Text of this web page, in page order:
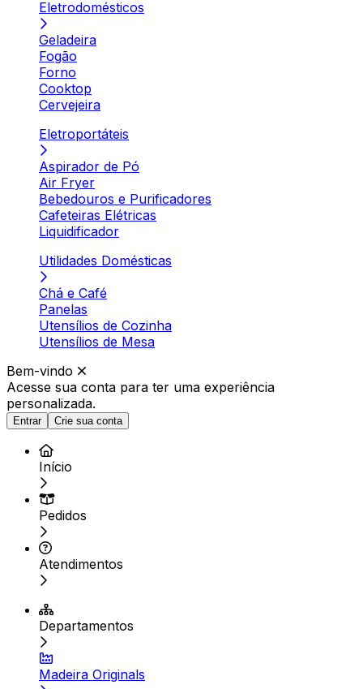
Eletrodomésticos
Geladeira
Fogão
Forno
Cooktop
Cervejeira
Eletroportáteis
Aspirador de Pó
Air Fryer
Bebedouros e Purificadores
Cafeteiras Elétricas
Liquidificador
Utilidades Domésticas
Chá e Café
Panelas
Utensílios de Cozinha
Utensílios de Mesa
Bem-vindo
Acesse sua conta para ter uma experiência
personalizada.
Entrar Crie sua conta
Início
Pedidos
Atendimentos
Departamentos
Madeira Originals